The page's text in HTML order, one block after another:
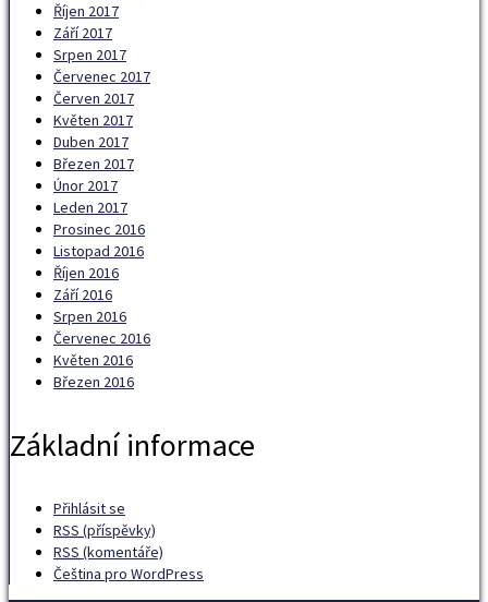
Říjen 2017
Září 2017
Srpen 2017
Červenec 2017
Červen 2017
Květen 2017
Duben 2017
Březen 2017
Únor 2017
Leden 2017
Prosinec 2016
Listopad 2016
Říjen 2016
Září 2016
Srpen 2016
Červenec 2016
Květen 2016
Březen 2016
Základní informace
Přihlásit se
RSS (příspěvky)
RSS (komentáře)
Čeština pro WordPress